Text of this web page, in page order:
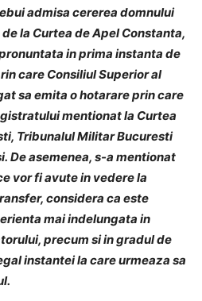
admisa cererea domnului
la Curtea de Apel Constanta,
in prima instanta de
care Consiliul Superior al
sa emita o hotarare prin care
mentionat la Curtea
Tribunalul Militar Bucuresti
De asemenea, s-a mentionat
vor fi avute in vedere la
considera ca este
mai indelungata in
precum si in gradul de
instantei la care urmeaza sa